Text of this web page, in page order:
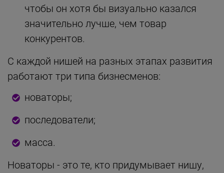
чтобы он хотя бы визуально казался
значительно лучше, чем товар
конкурентов.
С каждой нишей на разных этапах развития
работают три типа бизнесменов:
новаторы;
последователи;
масса.
Новаторы - это те, кто придумывает нишу,